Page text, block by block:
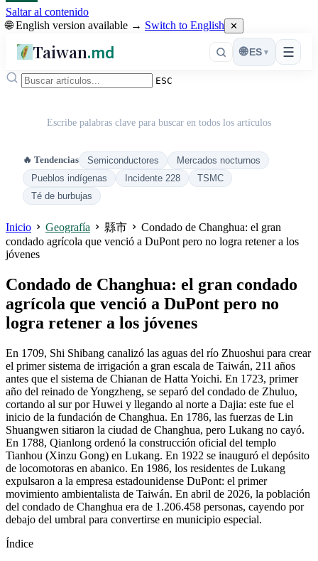
Saltar al contenido
🌐 English version available → Switch to English ✕
Taiwan.md ☰
🌐 ES ▾
ESC
Escribe palabras clave para buscar en todos los artículos
🔥 Tendencias Semiconductores
Mercados nocturnos
Pueblos indígenas
Incidente 228
TSMC
Té de burbujas
Inicio Geografía 縣市
Condado de Changhua: el gran
condado agrícola que venció a DuPont pero no logra retener a los
jóvenes
Condado de Changhua: el gran condado
agrícola que venció a DuPont pero no
logra retener a los jóvenes
En 1709, Shi Shibang canalizó las aguas del río Zhuoshui para crear
el primer sistema de irrigación a gran escala de Taiwán, 211 años
antes que el sistema de Chianan de Hatta Yoichi. En 1723, primer
año del reinado de Yongzheng, se separó del condado de Zhuluo,
cortando al sur por Huwei y llegando al norte a Dajia: este fue el
inicio de la fundación de Changhua. En 1786, las fuerzas de Lin
Shuangwen sitiaron la ciudad de Changhua, pero Lukang no cayó.
En 1788, Qianlong ordenó la construcción oficial del templo
Tianhou (Xinzu Gong) en Lukang. En 1922 se inauguró el depósito
de locomotoras en abanico. En 1986, los residentes de Lukang
expulsaron a la empresa estadounidense DuPont: el primer
movimiento ambientalista de Taiwán. En abril de 2026, la población
del condado de Changhua era de 1.206.458 personas, cayendo por
debajo del umbral para convertirse en municipio especial.
Índice